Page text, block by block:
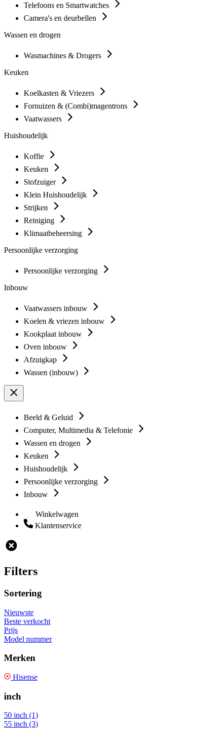
Telefoons en Smartwatches
Camera's en deurbellen
Wassen en drogen
Wasmachines & Drogers
Keuken
Koelkasten & Vriezers
Fornuizen & (Combi)magentrons
Vaatwassers
Huishoudelijk
Koffie
Keuken
Stofzuiger
Klein Huishoudelijk
Strijken
Reiniging
Klimaatbeheersing
Persoonlijke verzorging
Persoonlijke verzorging
Inbouw
Vaatwassers inbouw
Koelen & vriezen inbouw
Kookplaat inbouw
Oven inbouw
Afzuigkap
Wassen (inbouw)
Beeld & Geluid
Computer, Multimedia & Telefonie
Wassen en drogen
Keuken
Huishoudelijk
Persoonlijke verzorging
Inbouw
Winkelwagen
Klantenservice
Filters
Sortering
Nieuwste
Beste verkocht
Prijs
Model nummer
Merken
Hisense
inch
50 inch (1)
55 inch (3)